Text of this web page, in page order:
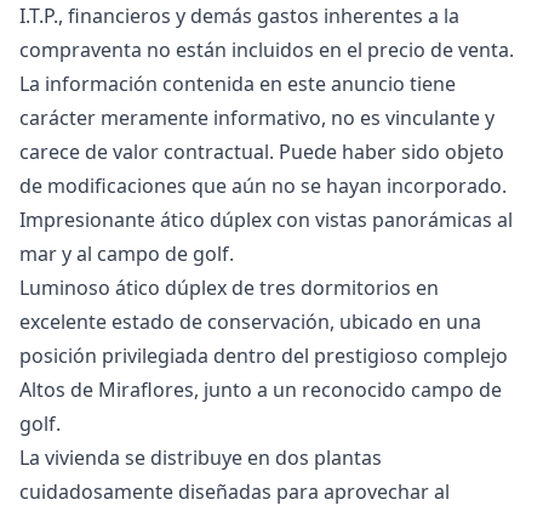
I.T.P., financieros y demás gastos inherentes a la
compraventa no están incluidos en el precio de venta.
La ‌información ‌contenida ‌en ‌este ‌anuncio tiene
carácter meramente informativo, ‌no ‌es ‌vinculante y
carece ‌de ‌valor ‌contractual. ‌Puede haber ‌sido objeto
de ‌modificaciones ‌que ‌aún ‌no ‌se ‌hayan ‌incorporado.
Impresionante ático dúplex con vistas panorámicas al
mar y al campo de golf.
Luminoso ático dúplex de tres dormitorios en
excelente estado de conservación, ubicado en una
posición privilegiada dentro del prestigioso complejo
Altos de Miraflores, junto a un reconocido campo de
golf.
La vivienda se distribuye en dos plantas
cuidadosamente diseñadas para aprovechar al